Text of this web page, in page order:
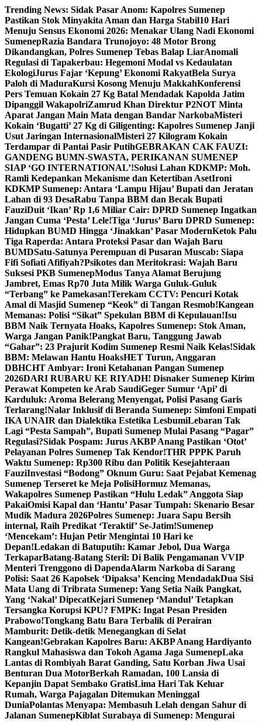
Skip
to
content
Trending News: Sidak Pasar Anom: Kapolres Sumenep
Pastikan Stok Minyakita Aman dan Harga Stabil10 Hari
Menuju Sensus Ekonomi 2026: Menakar Ulang Nadi Ekonomi
SumenepRazia Bandara Trunojoyo: 48 Motor Brong
Dikandangkan, Polres Sumenep Tebas Balap LiarAnomali
Regulasi di Tapakerbau: Hegemoni Modal vs Kedaulatan
EkologiJurus Fajar ‘Kepung’ Ekonomi RakyatBela Surya
Paloh di MaduraKursi Kosong Menuju MakkahKonferensi
Pers Temuan Kokain 27 Kg Batal Mendadak Kapolda Jatim
Dipanggil WakapolriZamrud Khan Direktur P2NOT Minta
Aparat Jangan Main Mata dengan Bandar NarkobaMisteri
Kokain ‘Bugatti’ 27 Kg di Giligenting: Kapolres Sumenep Janji
Usut Jaringan InternasionalMisteri 27 Kilogram Kokain
Terdampar di Pantai Pasir PutihGEBRAKAN CAK FAUZI:
GANDENG BUMN-SWASTA, PERIKANAN SUMENEP
SIAP ‘GO INTERNATIONAL’!Solusi Lahan KDKMP: Moh.
Ramli Kedepankan Mekanisme dan Ketertiban AsetIroni
KDKMP Sumenep: Antara ‘Lampu Hijau’ Bupati dan Jeratan
Lahan di 93 DesaRabu Tanpa BBM dan Becak Bupati
FauziDuit ‘Ikan’ Rp 1,6 Miliar Cair: DPRD Sumenep Ingatkan
Jangan Cuma ‘Pesta’ Lele!Tiga ‘Jurus’ Baru DPRD Sumenep:
Hidupkan BUMD Hingga ‘Jinakkan’ Pasar ModernKetok Palu
Tiga Raperda: Antara Proteksi Pasar dan Wajah Baru
BUMDSatu-Satunya Perempuan di Pusaran Muscab: Siapa
Fifi Sofiati Afifiyah?Psikotes dan Meritokrasi: Wajah Baru
Suksesi PKB SumenepModus Tanya Alamat Berujung
Jambret, Emas Rp70 Juta Milik Warga Guluk-Guluk
“Terbang” ke Pamekasan!Terekam CCTV: Pencuri Kotak
Amal di Masjid Sumenep “Keok” di Tangan Resmob!Kangean
Memanas: Polisi “Sikat” Spekulan BBM di Kepulauan!Isu
BBM Naik Ternyata Hoaks, Kapolres Sumenep: Stok Aman,
Warga Jangan Panik!Pangkat Baru, Tanggung Jawab
“Gahar”: 23 Prajurit Kodim Sumenep Resmi Naik Kelas!Sidak
BBM: Melawan Hantu HoaksHET Turun, Anggaran
DBHCHT Ambyar: Ironi Ketahanan Pangan Sumenep
2026DARI RUBARU KE RIYADH! Disnaker Sumenep Kirim
Perawat Kompeten ke Arab SaudiGeger Sumur ‘Api’ di
Karduluk: Aroma Belerang Menyengat, Polisi Pasang Garis
Terlarang!Nalar Inklusif di Beranda Sumenep: Simfoni Empati
IKA UNAIR dan Dialektika Estetika LesbumiLebaran Tak
Lagi “Pesta Sampah”, Bupati Sumenep Mulai Pasang “Pagar”
Regulasi?Sidak Pospam: Jurus AKBP Anang Pastikan ‘Otot’
Pelayanan Polres Sumenep Tak Kendor!THR PPPK Paruh
Waktu Sumenep: Rp300 Ribu dan Politik Kesejahteraan
FauziInvestasi “Bodong” Oknum Guru: Saat Pejabat Kemenag
Sumenep Terseret ke Meja PolisiHormuz Memanas,
Wakapolres Sumenep Pastikan “Hulu Ledak” Anggota Siap
PakaiOmisi Kapal dan ‘Hantu’ Pasar Tumpah: Skenario Besar
Mudik Madura 2026Polres Sumenep: Juara Sapu Bersih
internal, Raih Predikat ‘Teraktif’ Se-Jatim!Sumenep
‘Mencekam’: Hujan Petir Mengintai 10 Hari ke
Depan!Ledakan di Batuputih: Kamar Jebol, Dua Warga
TerkaparBatang-Batang Steril: Di Balik Pengamanan VVIP
Menteri Trenggono di DapendaAlarm Narkoba di Sarang
Polisi: Saat 26 Kapolsek ‘Dipaksa’ Kencing MendadakDua Sisi
Mata Uang di Tribrata Sumenep: Yang Setia Naik Pangkat,
Yang ‘Nakal’ DipecatKejari Sumenep ‘Mandul’ Tetapkan
Tersangka Korupsi KPU? FMPK: Ingat Pesan Presiden
Prabowo!Tongkang Batu Bara Terbalik di Perairan
Mamburit: Detik-detik Menegangkan di Selat
Kangean!Gebrakan Kapolres Baru: AKBP Anang Hardiyanto
Rangkul Mahasiswa dan Tokoh Agama Jaga SumenepLaka
Lantas di Rombiyah Barat Ganding, Satu Korban Jiwa Usai
Benturan Dua MotorBerkah Ramadan, 100 Lansia di
Kepanjin Dapat Sembako GratisLima Hari Tak Keluar
Rumah, Warga Pajagalan Ditemukan Meninggal
DuniaPolantas Menyapa: Membasuh Lelah dengan Sahur di
Jalanan SumenepKiblat Surabaya di Sumenep: Mengurai